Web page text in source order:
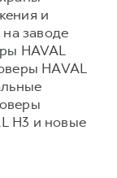
и
заводе
HAVAL
HAVAL
H3 и новые